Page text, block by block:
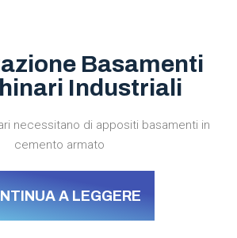
Basamenti
Industriali
necessitano di appositi basamenti in
cemento armato
A LEGGERE